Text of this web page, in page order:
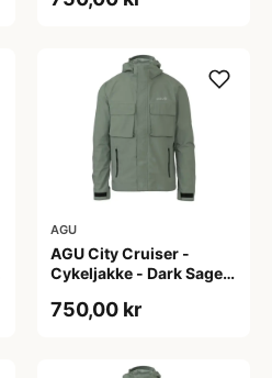
AGU
AGU City Cruiser -
Cykeljakke - Dark Sage -
750,00 kr